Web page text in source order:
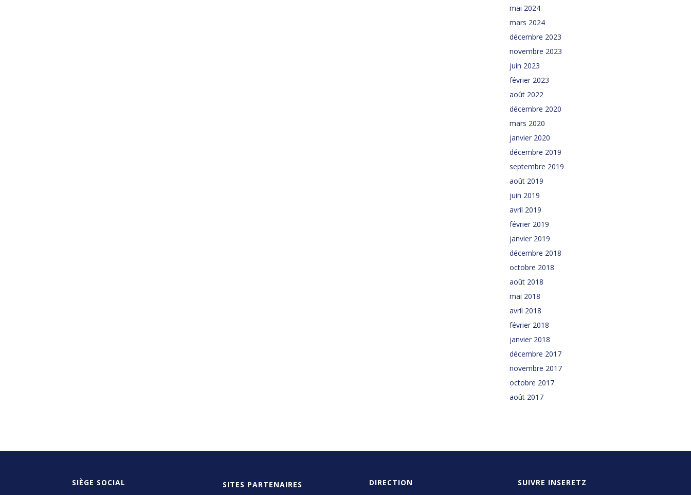
mai 2024
mars 2024
décembre 2023
novembre 2023
juin 2023
février 2023
août 2022
décembre 2020
mars 2020
janvier 2020
décembre 2019
septembre 2019
août 2019
juin 2019
avril 2019
février 2019
janvier 2019
décembre 2018
octobre 2018
août 2018
mai 2018
avril 2018
février 2018
janvier 2018
décembre 2017
novembre 2017
octobre 2017
août 2017
SIÈGE SOCIAL SITES PARTENAIRES DIRECTION SUIVRE INSERETZ